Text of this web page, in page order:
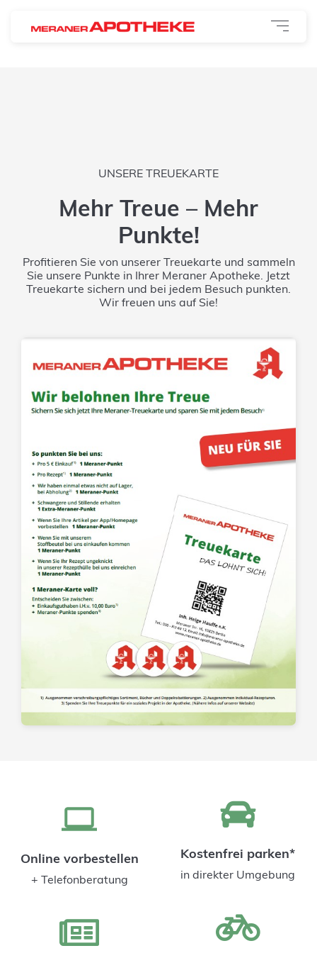
UNSERE TREUEKARTE
Mehr Treue – Mehr
Punkte!
Profitieren Sie von unserer Treuekarte und sammeln
Sie unsere Punkte in Ihrer Meraner Apotheke. Jetzt
Treuekarte sichern und bei jedem Besuch punkten.
Wir freuen uns auf Sie!
Online vorbestellen
+ Telefonberatung
Kostenfrei parken*
in direkter Umgebung